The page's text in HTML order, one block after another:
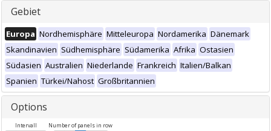
Gebiet
Europa Nordhemisphäre Mitteleuropa Nordamerika Dänemark
Skandinavien Südhemisphäre Südamerika Afrika Ostasien
Südasien Australien Niederlande Frankreich Italien/Balkan
Spanien Türkei/Nahost Großbritannien
Options
Intervall Number of panels in row